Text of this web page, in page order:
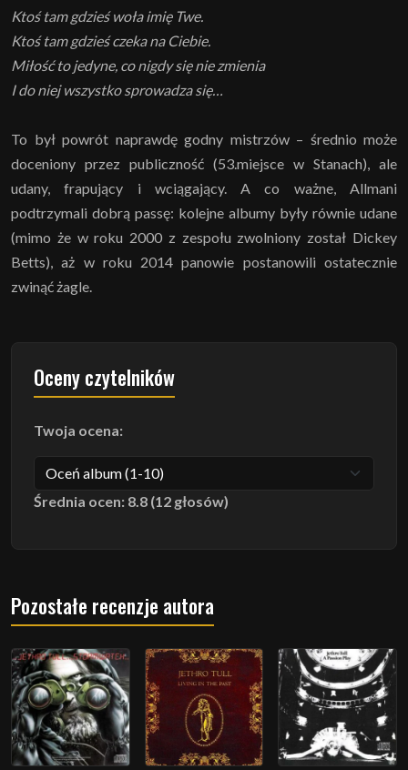
Ktoś tam gdzieś woła imię Twe.
Ktoś tam gdzieś czeka na Ciebie.
Miłość to jedyne, co nigdy się nie zmienia
I do niej wszystko sprowadza się…
To był powrót naprawdę godny mistrzów – średnio może
doceniony przez publiczność (53.miejsce w Stanach), ale
udany, frapujący i wciągający. A co ważne, Allmani
podtrzymali dobrą passę: kolejne albumy były równie udane
(mimo że w roku 2000 z zespołu zwolniony został Dickey
Betts), aż w roku 2014 panowie postanowili ostatecznie
zwinąć żagle.
Oceny czytelników
Twoja ocena:
Średnia ocen: 8.8 (12 głosów)
Pozostałe recenzje autora